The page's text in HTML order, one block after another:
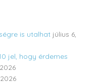
is utalhat július 6,
jel, hogy érdemes